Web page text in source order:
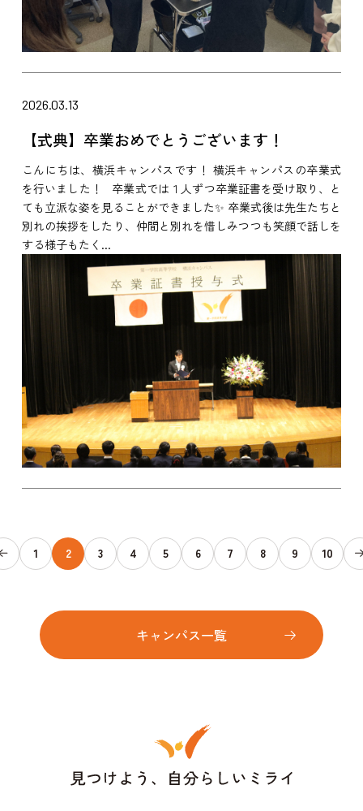
2026.03.13
【式典】卒業おめでとうございます！
こんにちは、横浜キャンパスです！ 横浜キャンパスの卒業式
を行いました！ 卒業式では１人ずつ卒業証書を受け取り、と
ても立派な姿を見ることができました✨ 卒業式後は先生たちと
別れの挨拶をしたり、仲間と別れを惜しみつつも笑顔で話しを
する様子もたく...
1 2 3 4 5 6 7 8 9 10
キャンパス一覧